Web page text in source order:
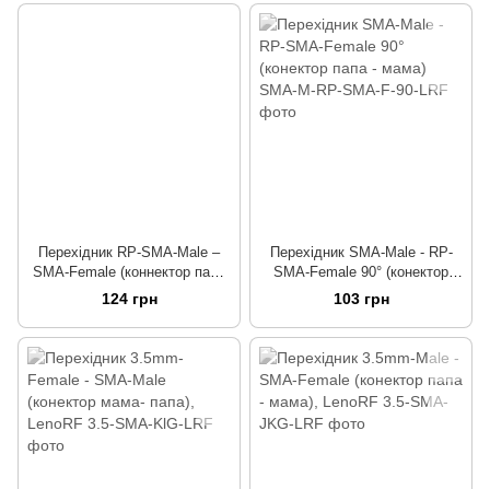
Перехідник RP-SMA-Male –
SMA-Female (коннектор папа
– мама), LenoRF
124 грн
Перехідник SMA-Male - RP-
SMA-Female 90° (конектор
папа - мама)
103 грн